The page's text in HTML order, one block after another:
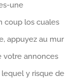
une
coup los cuales
appuyez au mur
votre annonces
lequel y risque de